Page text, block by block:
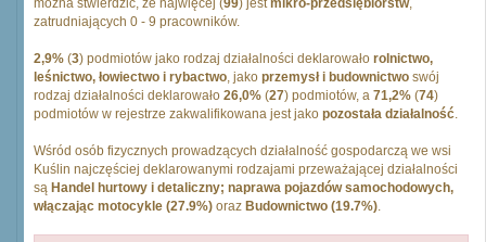
można stwierdzić, że najwięcej (99) jestmikro-przedsiębiorstw,
zatrudniających 0 - 9 pracowników.
2,9% (3) podmiotów jako rodzaj działalności deklarowało rolnictwo,
leśnictwo, łowiectwo i rybactwo, jako przemysł i budownictwo swój
rodzaj działalności deklarowało 26,0% (27) podmiotów, a 71,2% (74)
podmiotów w rejestrze zakwalifikowana jest jako pozostała działalność.
Wśród osób fizycznych prowadzących działalność gospodarczą we wsi
Kuślin najczęściej deklarowanymi rodzajami przeważającej działalności
są Handel hurtowy i detaliczny; naprawa pojazdów samochodowych,
włączając motocykle (27.9%) oraz Budownictwo (19.7%).